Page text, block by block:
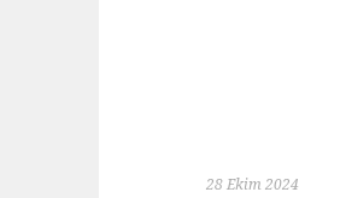
28 Ekim 2024